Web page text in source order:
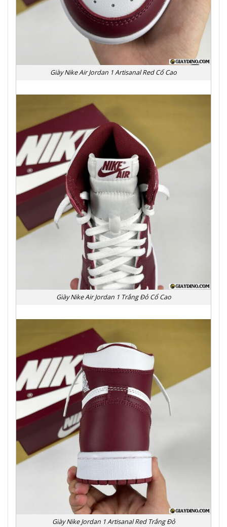
Giày Nike Air Jordan 1 Artisanal Red Cổ Cao
Giày Nike Air Jordan 1 Trắng Đỏ Cổ Cao
Giày Nike Jordan 1 Artisanal Red Trắng Đỏ